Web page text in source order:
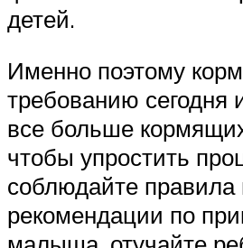
детей.
Именно поэтому
требованию сегодня
все больше
чтобы упростить
соблюдайте правила
рекомендации по